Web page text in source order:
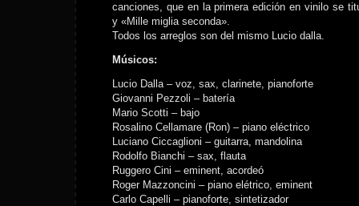
canciones, que en la primera edición en vinilo se
y «Mille miglia seconda».
Todos los arreglos son del mismo Lucio dalla.
Músicos:
Lucio Dalla – voz, sax, clarinete, pianoforte
Giovanni Pezzoli – batería
Mario Scotti – bajo
Rosalino Cellamare (Ron) – piano eléctrico
Luciano Ciccaglioni – guitarra, mandolina
Rodolfo Bianchi – sax, flauta
Ruggero Cini – eminent, acordeó
Roger Mazzoncini – piano elétrico, eminent
Carlo Capelli – pianoforte, sintetizador